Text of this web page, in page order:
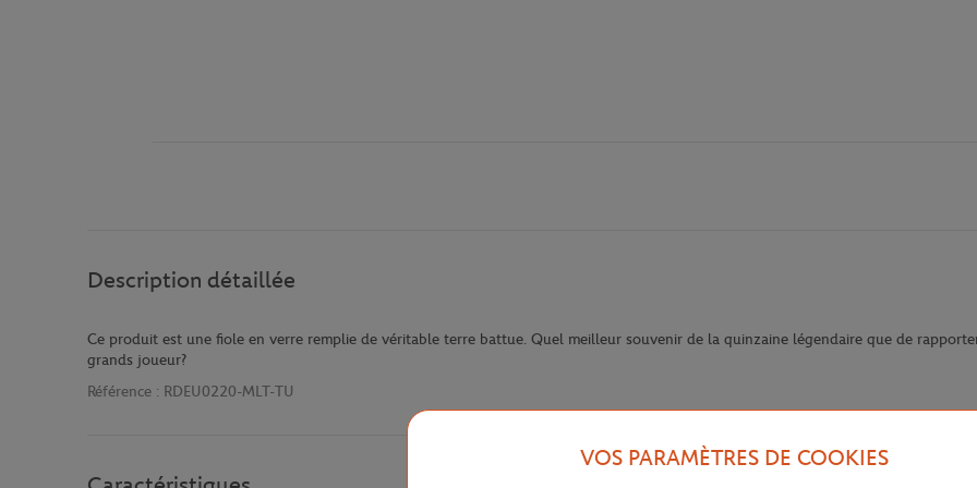
Description détaillée
Ce produit est une fiole en verre remplie de véritable terre battue. Quel meilleur souvenir de la quinzaine légendaire que de
grands joueur?
Référence : RDEU0220-MLT-TU
VOS PARAMÈTRES DE COOKIES